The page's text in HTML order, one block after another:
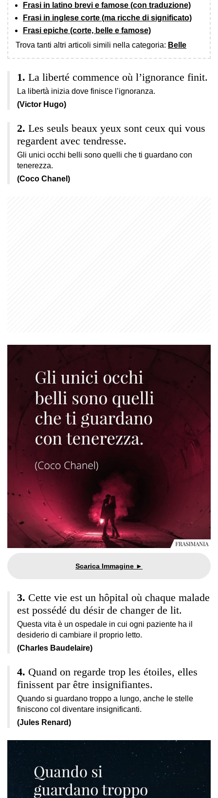
Frasi in latino brevi e famose (con traduzione)
Frasi in inglese corte (ma ricche di significato)
Frasi epiche (corte, belle e famose)
Trova tanti altri articoli simili nella categoria: Belle
La liberté commence où l’ignorance finit.
La libertà inizia dove finisce l’ignoranza.
(Victor Hugo)
Les seuls beaux yeux sont ceux qui vous
regardent avec tendresse.
Gli unici occhi belli sono quelli che ti guardano con
tenerezza.
(Coco Chanel)
Cette vie est un hôpital où chaque malade
est possédé du désir de changer de lit.
Questa vita è un ospedale in cui ogni paziente ha il
desiderio di cambiare il proprio letto.
(Charles Baudelaire)
Quand on regarde trop les étoiles, elles
finissent par être insignifiantes.
Quando si guardano troppo a lungo, anche le stelle
finiscono col diventare insignificanti.
(Jules Renard)